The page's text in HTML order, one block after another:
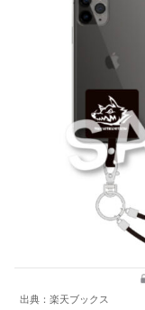
出典：楽天ブックス